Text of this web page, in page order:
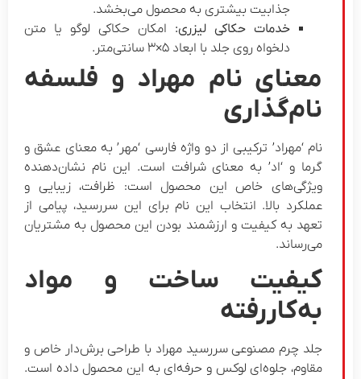
جذابیت بیشتری به محصول می‌بخشد.
خدمات حکاکی لیزری:امکان حکاکی لوگو یا متن
دلخواه روی جلد با ابعاد ۵×۳ سانتی‌متر.
معنای نام مهراد و فلسفه
نام‌گذاری
نام ‘مهراد’ ترکیبی از دو واژه فارسی ‘مهر’ به معنای عشق و
گرما و ‘اد’ به معنای شرافت است. این نام نشان‌دهنده
ویژگی‌های خاص این محصول است: ظرافت، زیبایی و
عملکرد بالا. انتخاب این نام برای این سررسید، پیامی از
تعهد به کیفیت و ارزشمند بودن این محصول به مشتریان
می‌رساند.
کیفیت ساخت و مواد
به‌کاررفته
جلد چرم مصنوعی سررسید مهراد با طراحی برش‌دار خاص و
مقاوم، جلوه‌ای لوکس و حرفه‌ای به این محصول داده است.